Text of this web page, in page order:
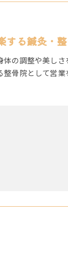
する鍼灸・
体の調整や美し
整骨院として営業